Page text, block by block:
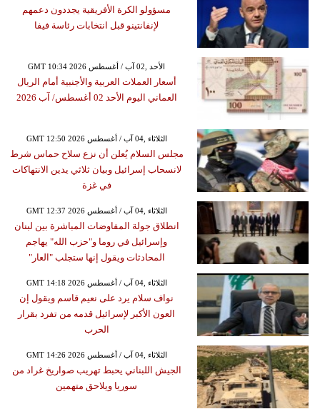
مسؤولو الكرة الأفريقية يجددون دعمهم
لإنفانتينو قبل انتخابات رئاسة فيفا
GMT 10:34 2026 الأحد ,02 آب / أغسطس
أسعار العملات العربية والأجنبية أمام الريال
العماني اليوم الأحد 02 أغسطس/ آب 2026
GMT 12:50 2026 الثلاثاء ,04 آب / أغسطس
مجلس السلام يُعلن أن نزع سلاح حماس شرط
لانسحاب إسرائيل وبيان ثلاثي يدين الانتهاكات
في غزة
GMT 12:37 2026 الثلاثاء ,04 آب / أغسطس
انطلاق جولة المفاوضات المباشرة بين لبنان
وإسرائيل في روما و"حزب الله" يهاجم
المحادثات ويقول إنها ستجلب "العار"
GMT 14:18 2026 الثلاثاء ,04 آب / أغسطس
نواف سلام يرد على نعيم قاسم ويقول إن
العون الأكبر لإسرائيل قدمه من تفرد بقرار
الحرب
GMT 14:26 2026 الثلاثاء ,04 آب / أغسطس
الجيش اللبناني يحبط تهريب صواريخ غراد من
سوريا ويلاحق متهمين